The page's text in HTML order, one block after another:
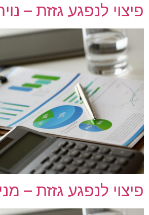
פיצוי לנפגע גזזת –
פיצוי לנפגע גזזת –